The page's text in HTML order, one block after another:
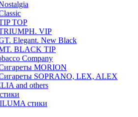
TOP
VIP
Elegant. New Black
BLACK TIP
Company
MORION
SOPRANO, LEX, ALEX
and others
стики